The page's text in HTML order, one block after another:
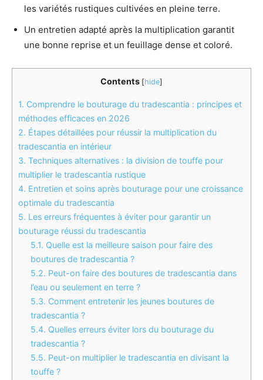
les variétés rustiques cultivées en pleine terre.
Un entretien adapté après la multiplication garantit
une bonne reprise et un feuillage dense et coloré.
Contents [hide]
1. Comprendre le bouturage du tradescantia : principes et
méthodes efficaces en 2026
2. Étapes détaillées pour réussir la multiplication du
tradescantia en intérieur
3. Techniques alternatives : la division de touffe pour
multiplier le tradescantia rustique
4. Entretien et soins après bouturage pour une croissance
optimale du tradescantia
5. Les erreurs fréquentes à éviter pour garantir un
bouturage réussi du tradescantia
5.1. Quelle est la meilleure saison pour faire des
boutures de tradescantia ?
5.2. Peut-on faire des boutures de tradescantia dans
l’eau ou seulement en terre ?
5.3. Comment entretenir les jeunes boutures de
tradescantia ?
5.4. Quelles erreurs éviter lors du bouturage du
tradescantia ?
5.5. Peut-on multiplier le tradescantia en divisant la
touffe ?